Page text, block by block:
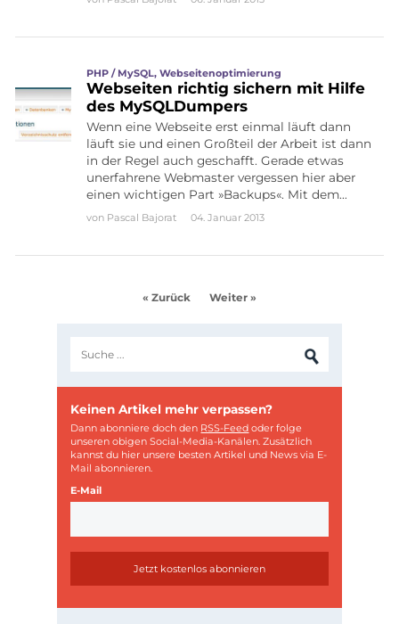
PHP / MySQL,Webseitenoptimierung
Webseiten richtig sichern mit Hilfe
des MySQLDumpers
Wenn eine Webseite erst einmal läuft dann
läuft sie und einen Großteil der Arbeit ist dann
in der Regel auch geschafft. Gerade etwas
unerfahrene Webmaster vergessen hier aber
einen wichtigen Part »Backups«. Mit dem…
von Pascal Bajorat 04. Januar 2013
« Zurück Weiter »
Keinen Artikel mehr verpassen?
Dann abonniere doch den RSS-Feed oder folge
unseren obigen Social-Media-Kanälen. Zusätzlich
kannst du hier unsere besten Artikel und News via E-
Mail abonnieren.
E-Mail